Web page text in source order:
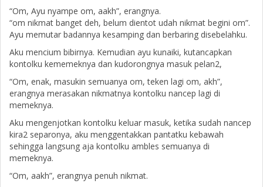
“Om, Ayu nyampe om, aakh”, erangnya.
“om nikmat banget deh, belum dientot udah nikmat begini om”.
Ayu memutar badannya kesamping dan berbaring disebelahku.
Aku mencium bibirnya. Kemudian ayu kunaiki, kutancapkan
kontolku kememeknya dan kudorongnya masuk pelan2,
“Om, enak, masukin semuanya om, teken lagi om, akh”,
erangnya merasakan nikmatnya kontolku nancep lagi di
memeknya.
Aku mengenjotkan kontolku keluar masuk, ketika sudah nancep
kira2 separonya, aku menggentakkan pantatku kebawah
sehingga langsung aja kontolku ambles semuanya di
memeknya.
“Om, aakh”, erangnya penuh nikmat.